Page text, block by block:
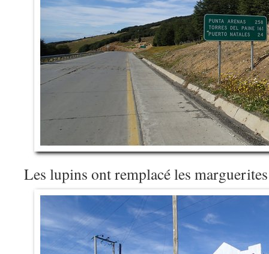
Les lupins ont remplacé les